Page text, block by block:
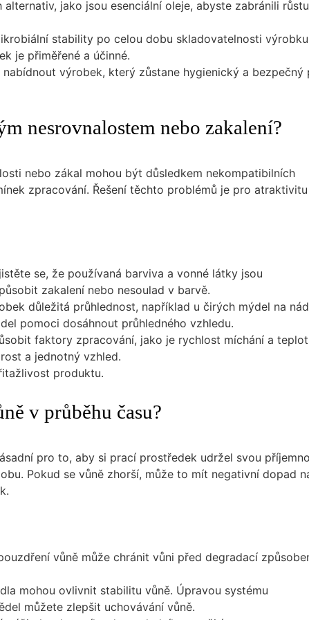
jako jsou esenciální oleje, abyste zabránili růstu
stability po celou dobu skladovatelnosti
je přiměřené a účinné.
výrobek, který zůstane hygienický a bezpečný
nesrovnalostem nebo zakalení?
nebo zákal mohou být důsledkem nekompatibilních
zpracování. Řešení těchto problémů je pro atraktivitu
se, že používaná barviva a vonné látky jsou
zakalení nebo nesoulad v barvě.
důležitá průhlednost, například u čirých mýdel na
pomoci dosáhnout průhledného vzhledu.
faktory zpracování, jako je rychlost míchání a
a jednotný vzhled.
produktu.
v průběhu času?
pro to, aby si prací prostředek udržel svou
Pokud se vůně zhorší, může to mít negativní dopad
vůně může chránit vůni před degradací
mohou ovlivnit stabilitu vůně. Úpravou systému
můžete zlepšit uchovávání vůně.